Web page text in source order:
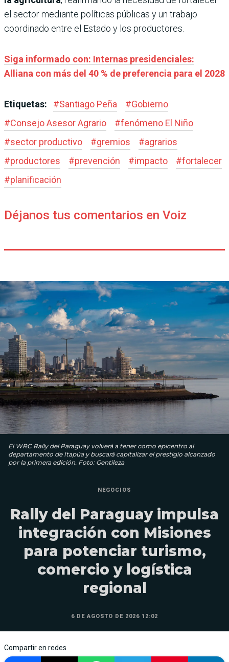
el sector mediante políticas públicas y un trabajo
coordinado entre el Estado y los productores.
Siga informado con: Internas presidenciales:
Alliana con más del 40 % de preferencia para el 2028
Etiquetas: #Santiago Peña #Gobierno
#Consejo Asesor Agrario #fenómeno El Niño
#sector productivo #gremios #agrarios
#productores #prevención #impacto #fortalecer
#planificación
Déjanos tus comentarios en Voiz
El WRC Rally del Paraguay volverá a tener como epicentro al
departamento de Itapúa y buscará capitalizar el prestigio alcanzado
por la primera edición. Foto: Gentileza
NEGOCIOS
Rally del Paraguay impulsa
integración con Misiones
para potenciar turismo,
comercio y logística
regional
6 DE AGOSTO DE 2026 12:02
Compartir en redes